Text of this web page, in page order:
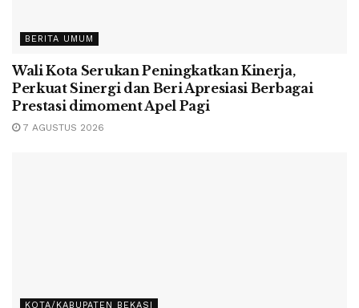
BERITA UMUM
Wali Kota Serukan Peningkatkan Kinerja,
Perkuat Sinergi dan Beri Apresiasi Berbagai
Prestasi dimoment Apel Pagi
7 AGUSTUS 2026
KOTA/KABUPATEN BEKASI